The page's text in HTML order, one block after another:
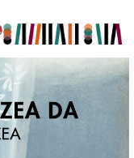
-